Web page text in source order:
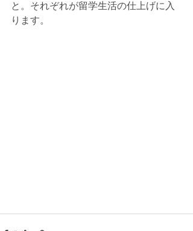
と。それぞれが留学生活の仕上げに入
ります。